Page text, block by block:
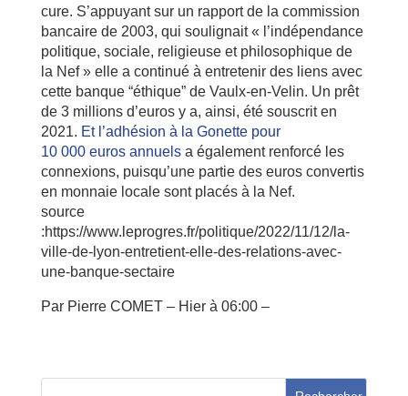
cure. S’appuyant sur un rapport de la commission
bancaire de 2003, qui soulignait « l’indépendance
politique, sociale, religieuse et philosophique de
la Nef » elle a continué à entretenir des liens avec
cette banque “éthique” de Vaulx-en-Velin. Un prêt
de 3 millions d’euros y a, ainsi, été souscrit en
2021. Et l’adhésion à la Gonette pour
10 000 euros annuelsa également renforcé les
connexions, puisqu’une partie des euros convertis
en monnaie locale sont placés à la Nef.
source
:https://www.leprogres.fr/politique/2022/11/12/la-
ville-de-lyon-entretient-elle-des-relations-avec-
une-banque-sectaire
Par Pierre COMET– Hier à 06:00 –